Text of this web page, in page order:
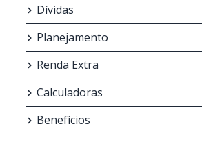
Dívidas
Planejamento
Renda Extra
Calculadoras
Benefícios